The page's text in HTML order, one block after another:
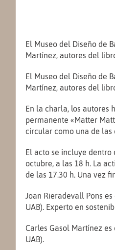
El Museo del Diseño de
Martínez, autores del
El Museo del Diseño de
Martínez, autores del
En la charla, los autores
permanente «Matter
circular como una de las
El acto se incluye dentro
octubre, a las 18 h. La
de las 17.30 h. Una vez
Joan Rieradevall Pons
UAB). Experto en
Carles Gasol Martínez
UAB).